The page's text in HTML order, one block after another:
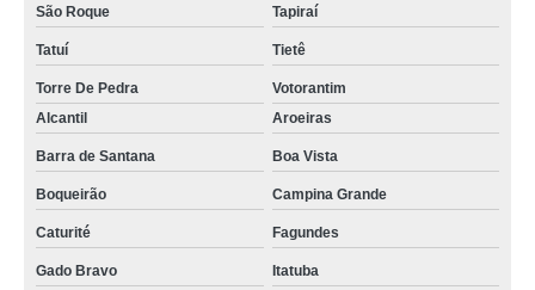
São Roque Tapiraí
Tatuí Tietê
Torre De Pedra
Votorantim
Alcantil
Aroeiras
Barra de Santana Boa Vista
Boqueirão Campina Grande
Caturité Fagundes
Gado Bravo Itatuba